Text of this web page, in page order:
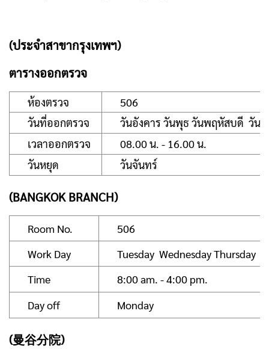
(ประจำสาขากรุงเทพฯ)
ตารางออกตรวจ
ห้องตรวจ
506
วันที่ออกตรวจ
วันอังคาร วันพุธ วันพฤหัสบดี วันศุ
เวลาออกตรวจ
08.00 น. - 16.00 น.
วันหยุด
วันจันทร์
(BANGKOK BRANCH)
Room No.
506
Work Day
Tuesday Wednesday Thursday
Time
8:00 am. - 4:00 pm.
Day off
Monday
(曼谷分院)